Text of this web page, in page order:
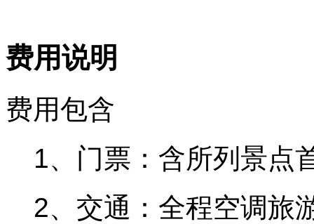
费用说明
费用包含
1、门票：含所列景点
2、交通：全程空调旅